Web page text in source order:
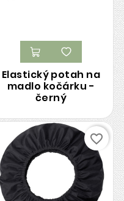
Elastický potah na
madlo kočárku -
černý
favorite_border